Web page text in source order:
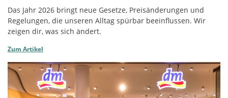
Das Jahr 2026 bringt neue Gesetze, Preisänderungen und
Regelungen, die unseren Alltag spürbar beeinflussen. Wir
zeigen dir, was sich ändert.
Zum Artikel